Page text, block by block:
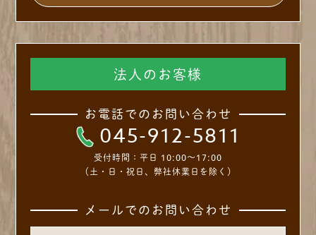
法人のお客様
お電話でのお問い合わせ
045-912-5811
受付時間： 平日 10:00～17:00
（土・日・祝日、弊社休業日を除く）
メールでのお問い合わせ